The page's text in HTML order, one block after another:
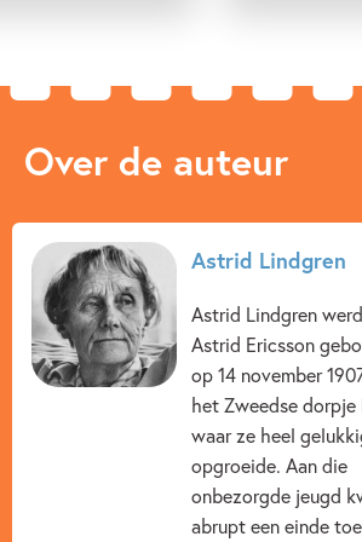
Over de auteur
Astrid Lindgren
Astrid Lindgren
Astrid Ericsson
op 14 november
het Zweedse dorpje
waar ze heel
opgroeide. Aan die
onbezorgde jeugd
abrupt een einde